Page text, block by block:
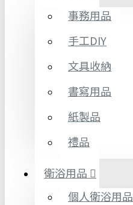
事務用品
手工DIY
文具收納
書寫用品
紙製品
禮品
衛浴用品
個人衛浴用品